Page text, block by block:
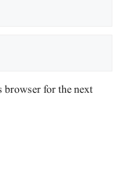
browser for the next